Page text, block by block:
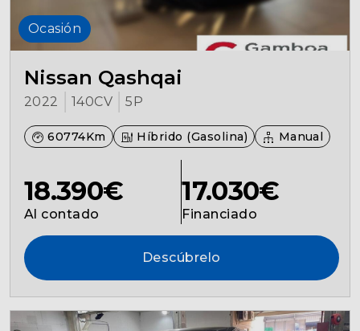
Ocasión
Nissan Qashqai
2022 140CV 5P
60774Km Híbrido (Gasolina) Manual
18.390€
Al contado
17.030€
Financiado
Descúbrelo